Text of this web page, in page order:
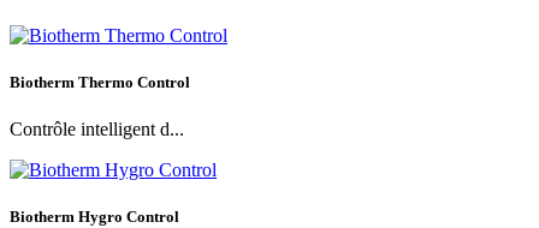
Biotherm Thermo Control
Contrôle intelligent d...
Biotherm Hygro Control